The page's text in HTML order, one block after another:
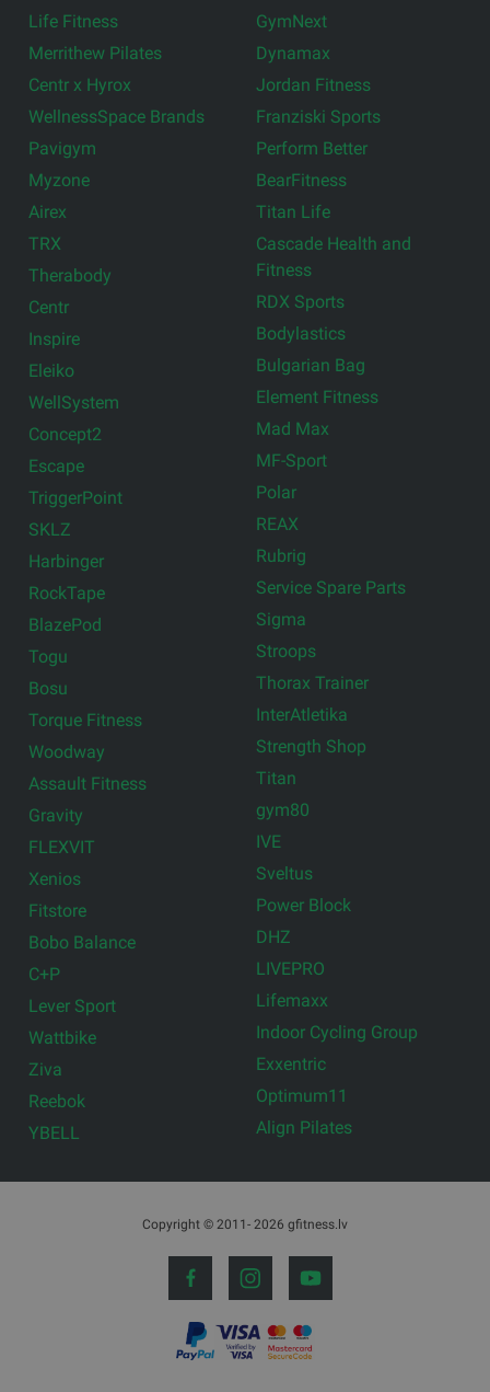
Life Fitness
Merrithew Pilates
Centr x Hyrox
WellnessSpace Brands
Pavigym
Myzone
Airex
TRX
Therabody
Centr
Inspire
Eleiko
WellSystem
Concept2
Escape
TriggerPoint
SKLZ
Harbinger
RockTape
BlazePod
Togu
Bosu
Torque Fitness
Woodway
Assault Fitness
Gravity
FLEXVIT
Xenios
Fitstore
Bobo Balance
C+P
Lever Sport
Wattbike
Ziva
Reebok
YBELL
GymNext
Dynamax
Jordan Fitness
Franziski Sports
Perform Better
BearFitness
Titan Life
Cascade Health and
Fitness
RDX Sports
Bodylastics
Bulgarian Bag
Element Fitness
Mad Max
MF-Sport
Polar
REAX
Rubrig
Service Spare Parts
Sigma
Stroops
Thorax Trainer
InterAtletika
Strength Shop
Titan
gym80
IVE
Sveltus
Power Block
DHZ
LIVEPRO
Lifemaxx
Indoor Cycling Group
Exxentric
Optimum11
Align Pilates
Copyright © 2011- 2026 gfitness.lv